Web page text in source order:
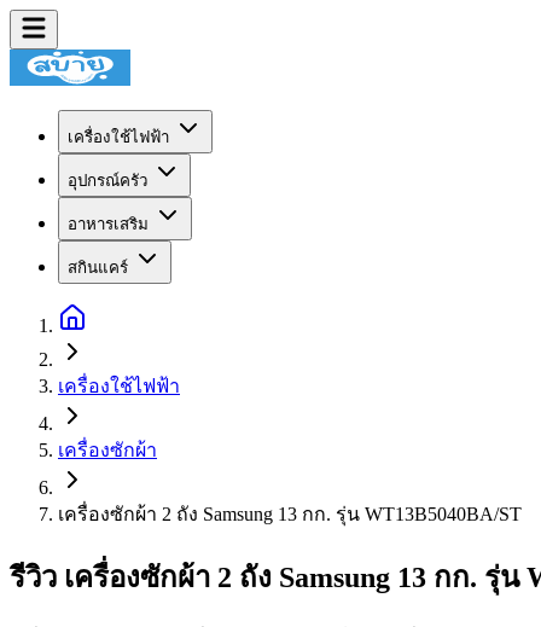
เครื่องใช้ไฟฟ้า
อุปกรณ์ครัว
อาหารเสริม
สกินแคร์
เครื่องใช้ไฟฟ้า
เครื่องซักผ้า
เครื่องซักผ้า 2 ถัง Samsung 13 กก. รุ่น WT13B5040BA/ST
รีวิว เครื่องซักผ้า 2 ถัง Samsung 13 กก. รุ่น